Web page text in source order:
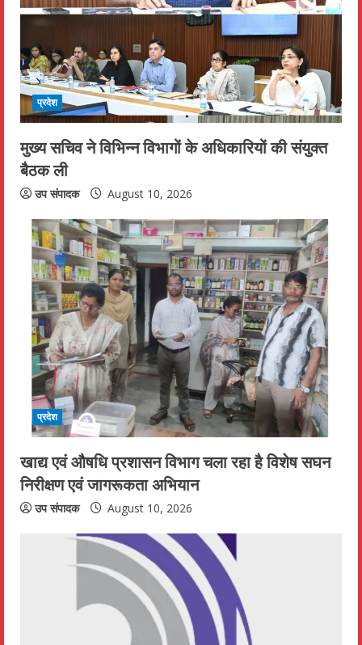
a
d
i
n
g
प्रदेश
मुख्य सचिव ने विभिन्न विभागों के अधिकारियों की संयुक्त
बैठक ली
उप संपादक August 10, 2026
प्रदेश
खाद्य एवं औषधि प्रशासन विभाग चला रहा है विशेष सघन
निरीक्षण एवं जागरूकता अभियान
उप संपादक August 10, 2026